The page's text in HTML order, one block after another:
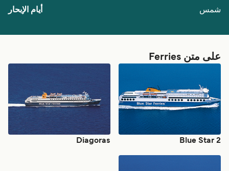
شمس
على متن Ferries
Blue Star 2
Diagoras